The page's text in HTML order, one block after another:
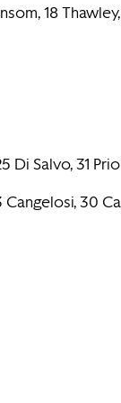
18
Di Salvo, 31
Cangelosi, 30